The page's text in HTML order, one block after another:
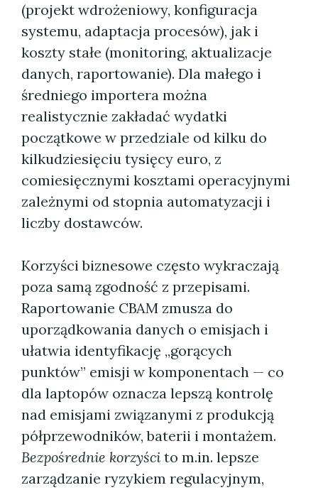
(projekt wdrożeniowy, konfiguracja
systemu, adaptacja procesów), jak i
koszty stałe (monitoring, aktualizacje
danych, raportowanie). Dla małego i
średniego importera można
realistycznie zakładać wydatki
początkowe w przedziale od kilku do
kilkudziesięciu tysięcy euro, z
comiesięcznymi kosztami operacyjnymi
zależnymi od stopnia automatyzacji i
liczby dostawców.
Korzyści biznesowe często wykraczają
poza samą zgodność z przepisami.
Raportowanie CBAM zmusza do
uporządkowania danych o emisjach i
ułatwia identyfikację „gorących
punktów” emisji w komponentach — co
dla laptopów oznacza lepszą kontrolę
nad emisjami związanymi z produkcją
półprzewodników, baterii i montażem.
Bezpośrednie korzyści to m.in. lepsze
zarządzanie ryzykiem regulacyjnym,